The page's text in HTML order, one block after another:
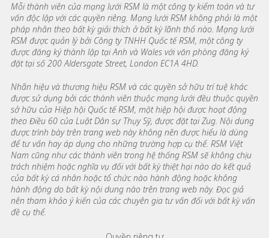
Mỗi thành viên của mạng lưới RSM là một công ty kiểm toán và tư
vấn độc lập với các quyền riêng. Mạng lưới RSM không phải là một
pháp nhân theo bất kỳ giải thích ở bất kỳ lãnh thổ nào. Mạng lưới
RSM được quản lý bởi Công ty TNHH Quốc tế RSM, một công ty
được đăng ký thành lập tại Anh và Wales với văn phòng đăng ký
đặt tại số 200 Aldersgate Street, London EC1A 4HD.
Nhãn hiệu và thương hiệu RSM và các quyền sở hữu trí tuệ khác
được sử dụng bởi các thành viên thuộc mạng lưới đều thuộc quyền
sở hữu của Hiệp hội Quốc tế RSM, một hiệp hội được hoạt động
theo Điều 60 của Luật Dân sự Thụy Sỹ, được đặt tại Zug. Nội dung
được trình bày trên trang web này không nên được hiểu là dùng
để tư vấn hay áp dụng cho những trường hợp cụ thể. RSM Việt
Nam cũng như các thành viên trong hệ thống RSM sẽ không chịu
trách nhiệm hoặc nghĩa vụ đối với bất kỳ thiệt hại nào do kết quả
của bất kỳ cá nhân hoặc tổ chức nào hành động hoặc không
hành động do bất kỳ nội dung nào trên trang web này. Đọc giả
nên tham khảo ý kiến của các chuyên gia tư vấn đối với bất kỳ vấn
đề cụ thể.